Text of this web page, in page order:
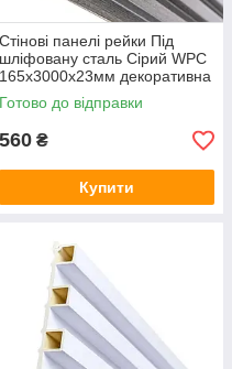
Стінові панелі рейки Під
шліфовану сталь Сірий WPC
165х3000х23мм декоративна
3Д рейка для стін композит
Готово до відправки
560 ₴
Купити